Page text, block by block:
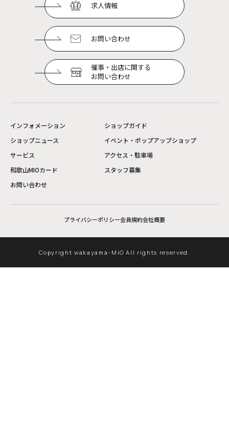
求人情報
お問い合わせ
催事・出店に関する
お問い合わせ
インフォメーション
ショップガイド
ショップニュース
イベント・ポップアップショップ
サービス
アクセス・駐車場
和歌山MIOカード
スタッフ募集
お問い合わせ
プライバシーポリシー会員規約会社概要
Copyright wakayama-MiO All rights reserved.